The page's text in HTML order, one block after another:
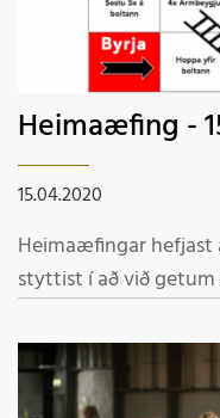
Heimaæfing -
15.04.2020
Heimaæfingar
styttist í að við